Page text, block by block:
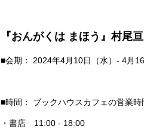
『おんがくは まほう』村尾
■会期： 2024年4月10日（水）- 4月16
■時間： ブックハウスカフェの営業時
・書店 11:00 - 18:00